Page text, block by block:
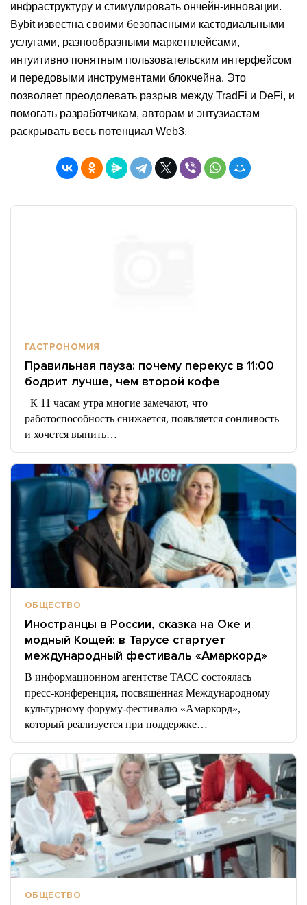
инфраструктуру и стимулировать ончейн-инновации.
Bybit известна своими безопасными кастодиальными
услугами, разнообразными маркетплейсами,
интуитивно понятным пользовательским интерфейсом
и передовыми инструментами блокчейна. Это
позволяет преодолевать разрыв между TradFi и DeFi, и
помогать разработчикам, авторам и энтузиастам
раскрывать весь потенциал Web3.
ГАСТРОНОМИЯ
Правильная пауза: почему перекус в 11:00
бодрит лучше, чем второй кофе
К 11 часам утра многие замечают, что
работоспособность снижается, появляется сонливость
и хочется выпить…
ОБЩЕСТВО
Иностранцы в России, сказка на Оке и
модный Кощей: в Тарусе стартует
международный фестиваль «Амаркорд»
В информационном агентстве ТАСС состоялась
пресс-конференция, посвящённая Международному
культурному форуму-фестивалю «Амаркорд»,
который реализуется при поддержке…
ОБЩЕСТВО